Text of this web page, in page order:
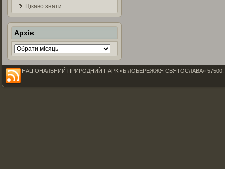
Цікаво знати
Архів
Архів
НАЦІОНАЛЬНИЙ ПРИРОДНИЙ ПАРК «БІЛОБЕРЕЖЖЯ СВЯТОСЛАВА» 57500,